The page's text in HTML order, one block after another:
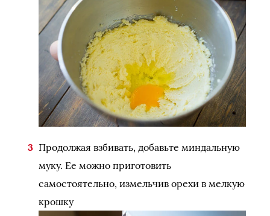
Продолжая взбивать, добавьте миндальную
муку. Ее можно приготовить
самостоятельно, измельчив орехи в мелкую
крошку